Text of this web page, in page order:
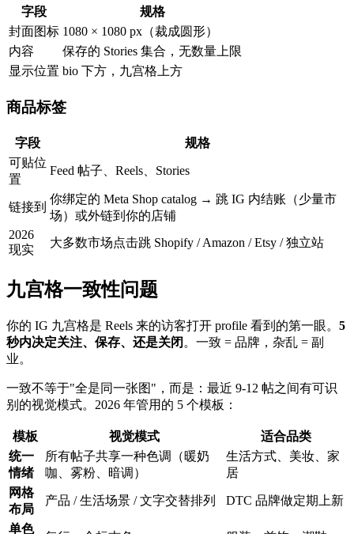
字段
规格
封面图标 1080 × 1080 px（裁成圆形）
内容
保存的 Stories 集合，无数量上限
显示位置 bio 下方，九宫格上方
商品标签
字段
规格
可贴位
置
Feed 帖子、Reels、Stories
链接到
你绑定的 Meta Shop catalog → 跳 IG 内结账（少量市
场）或外链到你的店铺
2026
现实
大多数市场点击跳 Shopify / Amazon / Etsy / 独立站
九宫格一致性问题
你的 IG 九宫格是 Reels 来的访客打开 profile 看到的第一眼。 5
秒内决定关注、保存、还是关闭 。一致 = 品牌，杂乱 = 副
业。
一致不等于"全是同一张图"，而是：最近 9-12 帖之间有可识
别的视觉模式。2026 年管用的 5 个模板：
模板 视觉模式
适合品类
统一
情绪
所有帖子共享一种色调（暖奶
咖、雾粉、暗调）
生活方式、美妆、家
居
网格
布局
产品 / 生活场景 / 文字交替排列 DTC 品牌做定期上新
单色